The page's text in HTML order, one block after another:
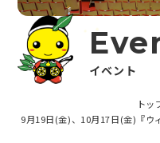
イベント
トッ
9月19日(金)、10月17日(金)『ウ